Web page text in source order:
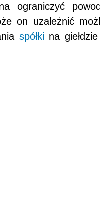
ograniczyć
on uzależnić
spółkina